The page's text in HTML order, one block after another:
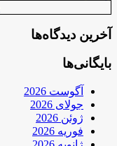
آخرین دیدگاه‌ها
بایگانی‌ها
آگوست 2026
جولای 2026
ژوئن 2026
فوریه 2026